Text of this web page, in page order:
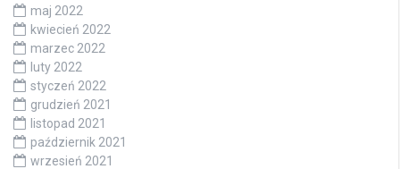
maj 2022
kwiecień 2022
marzec 2022
luty 2022
styczeń 2022
grudzień 2021
listopad 2021
październik 2021
wrzesień 2021